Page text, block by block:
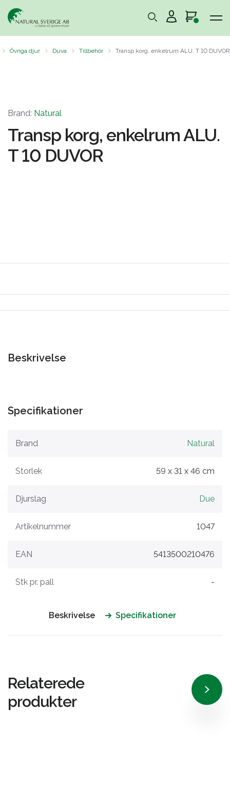
Övriga djur Duva Tillbehör Transp korg, enkelrum ALU. T 10 DUVOR
Brand: Natural
Transp korg, enkelrum ALU.
T 10 DUVOR
Beskrivelse
Specifikationer
Brand Natural
Storlek 59 x 31 x 46 cm
Djurslag Due
Artikelnummer 1047
EAN 5413500210476
Stk pr. pall -
Beskrivelse Specifikationer
Relaterede
produkter